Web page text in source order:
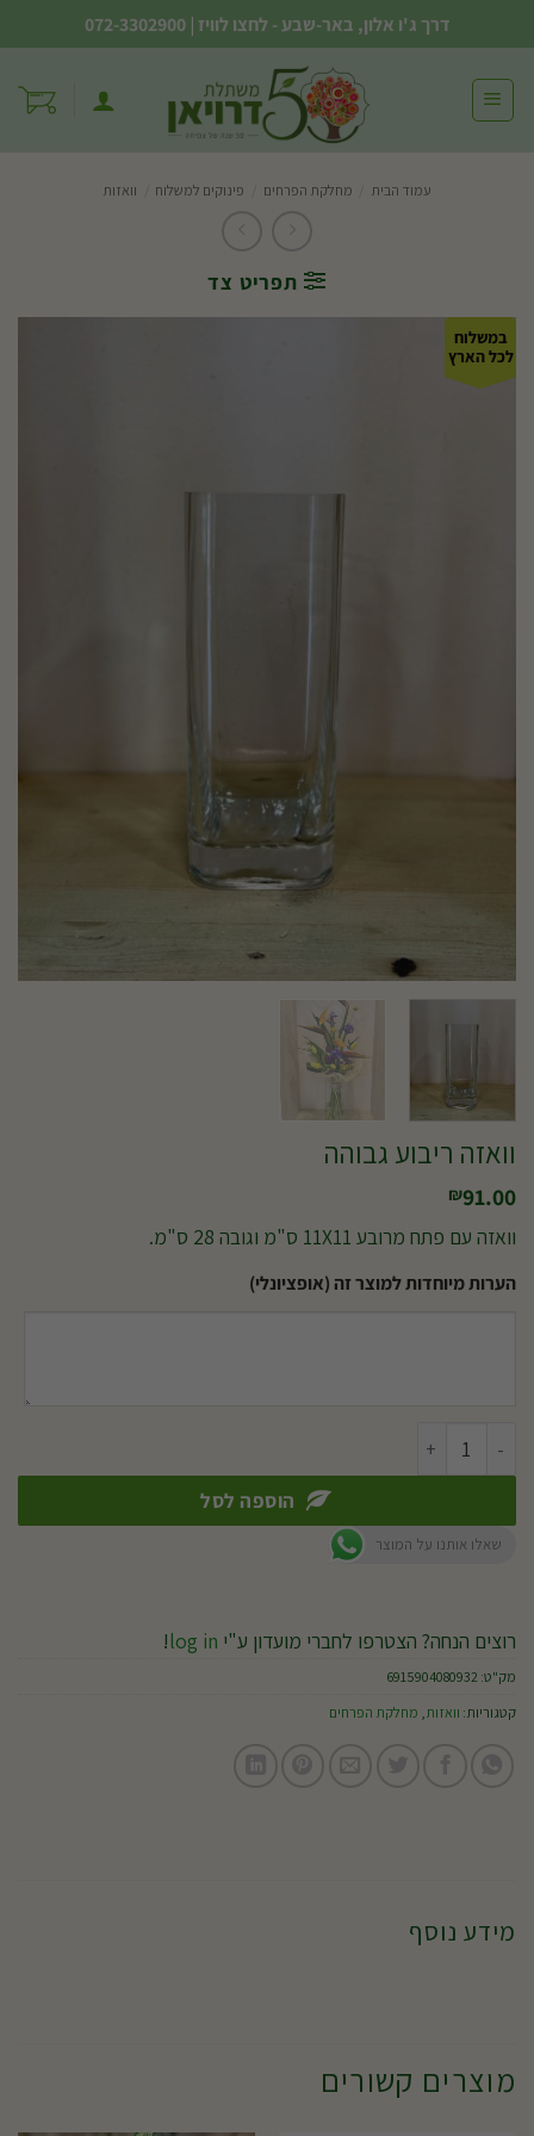
to
content
דרך ג'ו אלון, באר-שבע - לחצו לוויז |
072-3302900
עמוד הבית מחלקת הפרחים פינוקים למשלוח וואזות
תפריט צד
במשלוח
לכל הארץ
וואזה ריבוע גבוהה
₪91.00
וואזה עם פתח מרובע 11X11 ס"מ וגובה 28 ס"מ.
הערות מיוחדות למוצר זה (אופציונלי)
כמות של וואזה ריבוע גבוהה
הוספה לסל
שאלו אותנו על המוצר
רוצים הנחה? הצטרפו לחברי מועדון ע"י log in
!
מק"ט:6915904080932
קטגוריות: וואזות, מחלקת הפרחים
מידע נוסף
מוצרים קשורים